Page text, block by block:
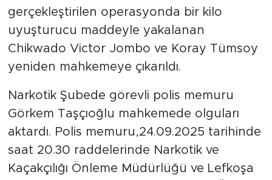
gerçekleştirilen operasyonda bir kilo
uyuşturucu maddeyle yakalanan
Chikwado Victor Jombo ve Koray Tümsoy
yeniden mahkemeye çıkarıldı.
Narkotik Şubede görevli polis memuru
Görkem Taşçıoğlu mahkemede olguları
aktardı. Polis memuru,24.09.2025 tarihinde
saat 20.30 raddelerinde Narkotik ve
Kaçakçılığı Önleme Müdürlüğü ve Lefkoşa